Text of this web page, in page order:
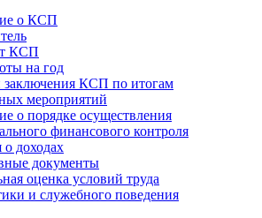
о КСП
КСП
на год
заключения КСП по итогам
мероприятий
о порядке осуществления
финансового контроля
доходах
документы
оценка условий труда
и служебного поведения